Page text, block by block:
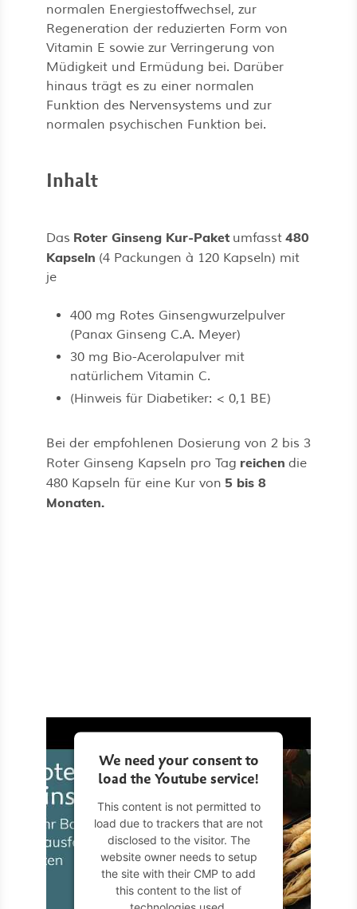
normalen Energiestoffwechsel, zur
Regeneration der reduzierten Form von
Vitamin E sowie zur Verringerung von
Müdigkeit und Ermüdung bei. Darüber
hinaus trägt es zu einer normalen
Funktion des Nervensystems und zur
normalen psychischen Funktion bei.
Inhalt
Das Roter Ginseng Kur-Paket umfasst 480
Kapseln (4 Packungen à 120 Kapseln) mit
je
400 mg Rotes Ginsengwurzelpulver
(Panax Ginseng C.A. Meyer)
30 mg Bio-Acerolapulver mit
natürlichem Vitamin C.
(Hinweis für Diabetiker: < 0,1 BE)
Bei der empfohlenen Dosierung von 2 bis 3
Roter Ginseng Kapseln pro Tag reichen die
480 Kapseln für eine Kur von 5 bis 8
Monaten.
We need your consent to
load the Youtube service!
This content is not permitted to
load due to trackers that are not
disclosed to the visitor. The
website owner needs to setup
the site with their CMP to add
this content to the list of